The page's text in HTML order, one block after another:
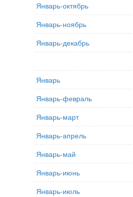
Январь-октябрь
Январь-ноябрь
Январь-декабрь
Январь
Январь-февраль
Январь-март
Январь-апрель
Январь-май
Январь-июнь
Январь-июль